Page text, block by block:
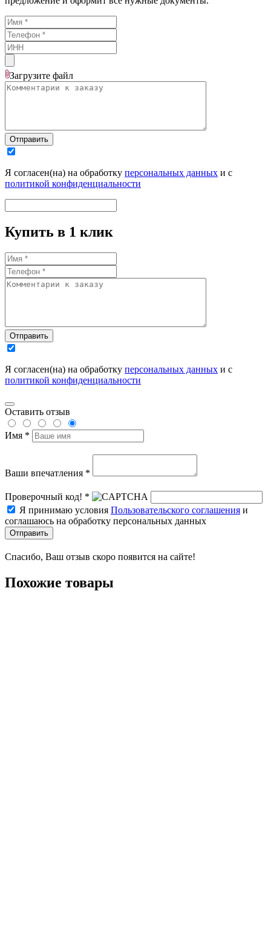
Загрузите файл
Отправить
Я согласен(на) на обработку персональных данных и с
политикой конфиденциальности
Купить в 1 клик
Отправить
Я согласен(на) на обработку персональных данных и с
политикой конфиденциальности
Оставить отзыв
Имя *
Ваши впечатления *
Проверочный код! *
Я принимаю условия Пользовательского соглашения и
соглашаюсь на обработку персональных данных
Отправить
Спасибо, Ваш отзыв скоро появится на сайте!
Похожие товары